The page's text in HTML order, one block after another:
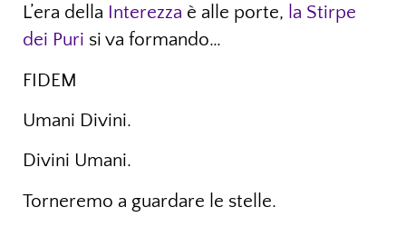
L’era della Interezza è alle porte, la Stirpe
dei Puri si va formando…
FIDEM
Umani Divini.
Divini Umani.
Torneremo a guardare le stelle.